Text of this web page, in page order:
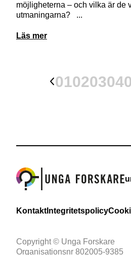
möjligheterna – och vilka är de
utmaningarna? ...
Läs mer
01020304
KontaktIntegritetspolicy
Copyright © Unga Forskare
Organisationsnr 802005-9385